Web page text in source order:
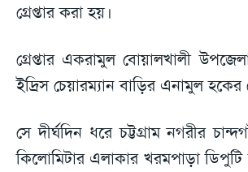
গ্রেপ্তার করা হয়।
গ্রেপ্তার একরামুল বোয়ালখালী
ইদ্রিস চেয়ারম্যান বাড়ির এনামুল হকের
সে দীর্ঘদিন ধরে চট্টগ্রাম নগরীর
কিলোমিটার এলাকার খরমপাড়া